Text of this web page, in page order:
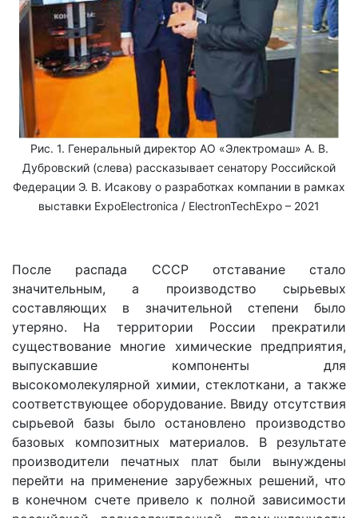
Рис. 1. Генеральный директор АО «Электромаш» А. В.
Дубровский (слева) рассказывает сенатору Российской
Федерации Э. В. Исакову о разработках компании в рамках
выставки ExpoElectronica / ElectronTechExpo – 2021
После распада СССР отставание стало
значительным, а производство сырьевых
составляющих в значительной степени было
утеряно. На территории России прекратили
существование многие химические предприятия,
выпускавшие компоненты для
высокомолекулярной химии, стеклоткани, а также
соответствующее оборудование. Ввиду отсутствия
сырьевой базы было остановлено производство
базовых композитных материалов. В результате
производители печатных плат были вынуждены
перейти на применение зарубежных решений, что
в конечном счете привело к полной зависимости